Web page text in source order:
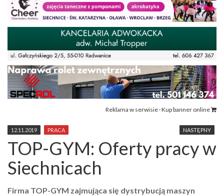
Reklama w serwisie · Kup banner online
NASTĘPNY
12.11.2019 PRACA
TOP-GYM: Oferty pracy w
Siechnicach
Firma TOP-GYM zajmująca się dystrybucją maszyn